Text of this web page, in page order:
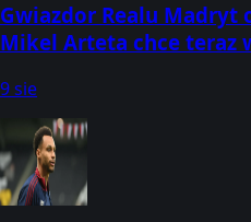
Gwiazdor Realu Madryt
Mikel Arteta chce teraz
9 sie